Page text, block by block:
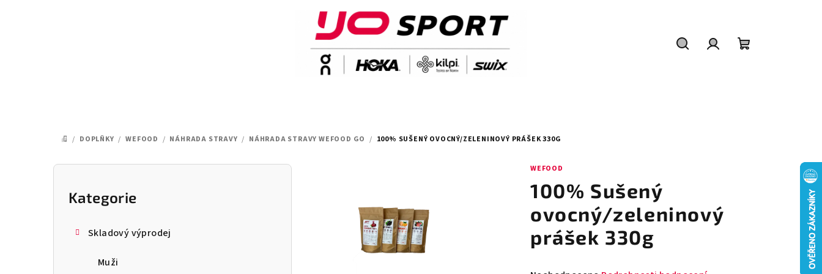
DOMŮ
/ DOPLŇKY / WEFOOD / NÁHRADA STRAVY / NÁHRADA STRAVY WEFOOD GO / 100% SUŠENÝ OVOCNÝ/ZELENINOVÝ PRÁŠEK 330G
P
Přeskočit
kategorie
Kategorie
Skladový výprodej
Muži
WEFOOD
100% Sušený
ovocný/zeleninový
prášek 330g